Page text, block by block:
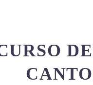
DE
CANTO